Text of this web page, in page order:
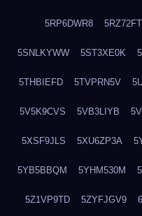
5RP6DWR8
5SNLKYWW 5ST3XE0K
5THBIEFD 5TVPRN5V
5V5K9CVS 5VB3LIYB
5XSF9JLS 5XU6ZP3A
5YB5BBQM 5YHM530M
5Z1VP9TD 5ZYFJGV9